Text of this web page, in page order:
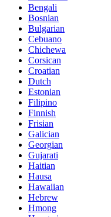
Bengali
Bosnian
Bulgarian
Cebuano
Chichewa
Corsican
Croatian
Dutch
Estonian
Filipino
Finnish
Frisian
Galician
Georgian
Gujarati
Haitian
Hausa
Hawaiian
Hebrew
Hmong